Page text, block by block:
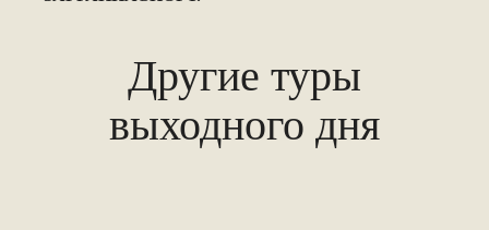
Другие туры
выходного дня